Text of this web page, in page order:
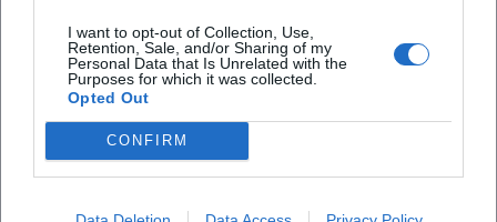
I want to opt-out of Collection, Use,
Retention, Sale, and/or Sharing of my
Personal Data that Is Unrelated with the
Purposes for which it was collected.
Opted Out
CONFIRM